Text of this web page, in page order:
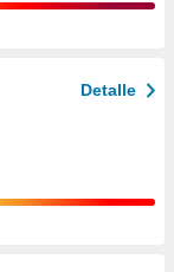
Detalle